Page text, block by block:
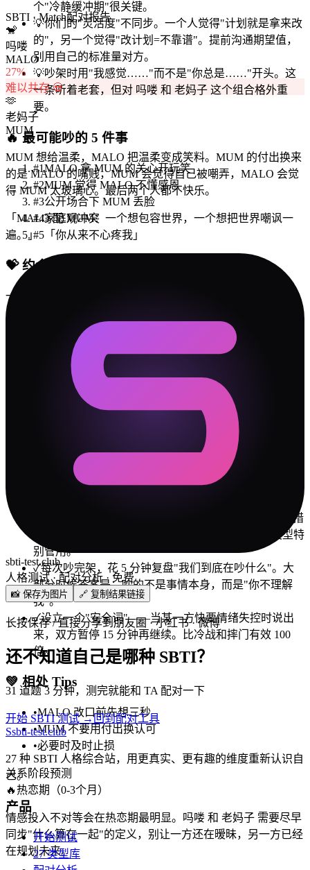
个"冷静缓冲期"很关键。
💡你们的"灵活度"不同步。一个人觉得"计划就是拿来改
的"，另一个觉得"改计划=不靠谱"。提前沟通期望值，
别用自己的标准量对方。
💡吵架时用"我感觉……"而不是"你总是……"开头。这
一条听着老套，但对 吗喽 和 老妈子 这个组合格外重
要。
🔥最可能吵的 5 件事
#1MALO 拿 MUM 的关心开玩笑
#2MUM 觉得 MALO 不懂感恩
#3公开场合下 MUM 丢脸
#4家庭观冲突
#5 「你从来不心疼我」
💝约会建议
一起去探望别人的家人（让 MALO 看见爱）
冲突解决指南
你们最大的冲突源是「依恋安全感」维度。不是谁对
谁错，是两个人的出厂设置差太远。接受差异是第一
做决定时，一个人靠直觉，一个人靠数据。别催"你怎
么还没想好"，也别嫌"你怎么不过脑子"。给彼此不同的
老妈子 说话比较直，但 吗喽 可能比你想象中更在意措
辞。批评的时候先肯定，再建议——对 吗喽 这种类型特
别管用。
✓每次吵完架，花 5 分钟复盘"我们到底在吵什么"。大
部分时候答案是：吵的不是事情本身，而是"你不理解
我"。
✓设立一个"安全词"——当某一方快要情绪失控时说出
来，双方暂停 15 分钟再继续。比冷战和摔门有效 100
倍。
💚相处 Tips
•MALO 改口前先想三秒
•MUM 不要用付出换认可
•必要时及时止损
关系阶段预测
🔥热恋期（0-3个月）
情感投入不对等会在热恋期最明显。吗喽 和 老妈子 需要尽早
同步"什么算在一起"的定义，别让一方还在暧昧，另一方已经
在规划未来。
SBTI · Match配对报告
🐒
吗喽
MALO
27%
难以共存 💀
🫶
老妈子
MUM
MUM 想给温柔，MALO 把温柔变成笑料。MUM 的付出换来
的是 MALO 的嘴贱，MUM 会觉得自己被嘲弄，MALO 会觉
得 MUM 太玻璃心。最后两个人都不快乐。
「 MALO 配 MUM：一个想包容世界，一个想把世界嘲讽一
遍。」
sbti-test.club
人格测试 · 配对分析 · 免费
📸 保存为图片 🔗 复制结果链接
长按保存 / 直接分享到朋友圈 · 小红书 · 微博
还不知道自己是哪种 SBTI？
31 道题 3 分钟，测完就能和 TA 配对一下
开始 SBTI 测试 →回到配对工具
Ssbti-test.club
27 种 SBTI 人格综合站，用更真实、更有趣的维度重新认识自
己。
产品
开始测试
27 类型库